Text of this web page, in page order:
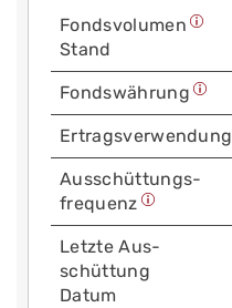
Fonds­volumen
Stand
Fonds­währung
Ertrags­verwendung
Aus­schüttungs­
frequenz
Letzte Aus­
schüttung
Datum